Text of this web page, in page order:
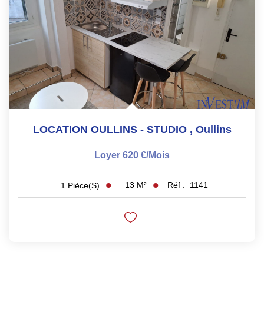
Contact
NOUS REJOINDRE
LOCATION OULLINS - STUDIO , Oullins
Loyer 620 €/mois
1 Pièce(s) 13 M² Réf : 1141